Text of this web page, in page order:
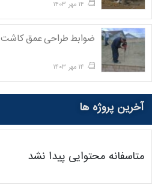
۱۴ مهر ۱۴۰۳
ضوابط طراحی عمق کاشت
۱۴ مهر ۱۴۰۳
آخرین پروژه ها
متاسفانه محتوایی پیدا نشد